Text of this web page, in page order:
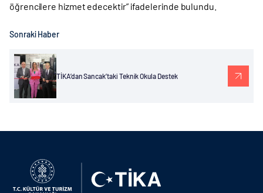
öğrencilere hizmet edecektir” ifadelerinde bulundu.
Sonraki Haber
TİKA’dan Sancak’taki Teknik Okula Destek